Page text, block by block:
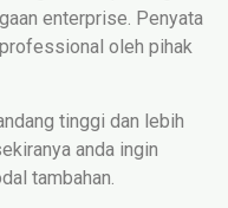
enterprise. Penyata
oleh pihak
tinggi dan lebih
anda ingin
tambahan.